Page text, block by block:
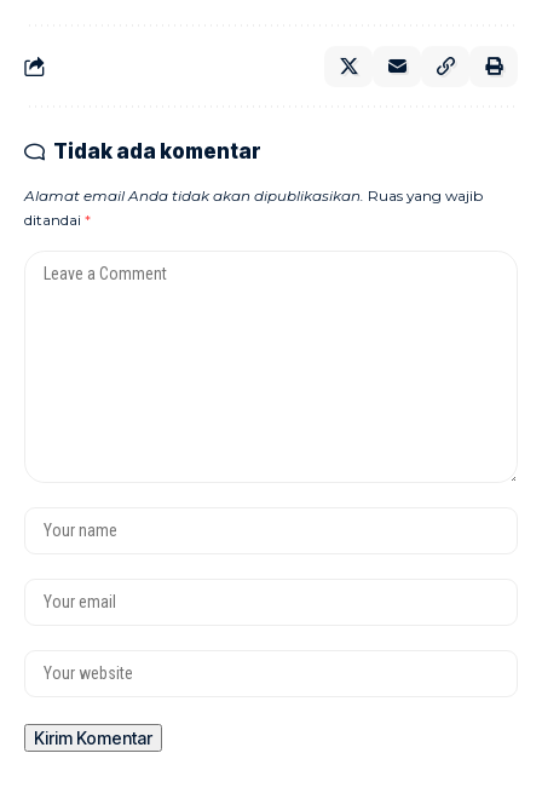
Tidak ada komentar
Alamat email Anda tidak akan dipublikasikan. Ruas yang wajib
ditandai *